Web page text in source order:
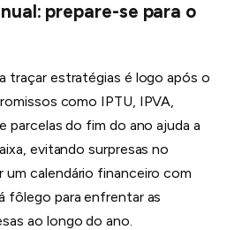
prepare-se para o
traçar estratégias é logo após o
como IPTU, IPVA,
parcelas do fim do ano ajuda a
evitando surpresas no
um calendário financeiro com
fôlego para enfrentar as
ao longo do ano.